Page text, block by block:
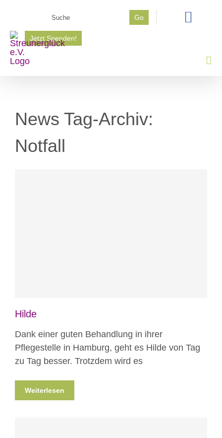
springen
Go
Jetzt Spenden!
News Tag-Archiv:
Notfall
Hilde
Dank einer guten Behandlung in ihrer
Pflegestelle in Hamburg, geht es Hilde von Tag
zu Tag besser. Trotzdem wird es
Weiterlesen